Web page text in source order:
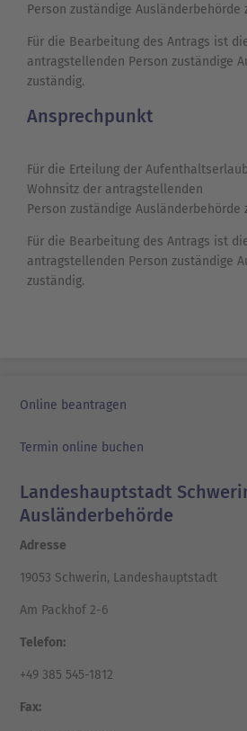
Person zuständige Ausländerbehörde
Für die Bearbeitung des Antrags ist
antragstellenden Person zuständige
zuständig.
Ansprechpunkt
Für die Erteilung der
Wohnsitz der antragstellenden
Person zuständige Ausländerbehörde
Für die Bearbeitung des Antrags ist
antragstellenden Person zuständige
zuständig.
Online beantragen
Termin online buchen
Landeshauptstadt
Ausländerbehörde
Adresse
19053 Schwerin, Landeshauptstadt
Am Packhof 2-6
Telefon:
+49 385 545-1812
Fax: